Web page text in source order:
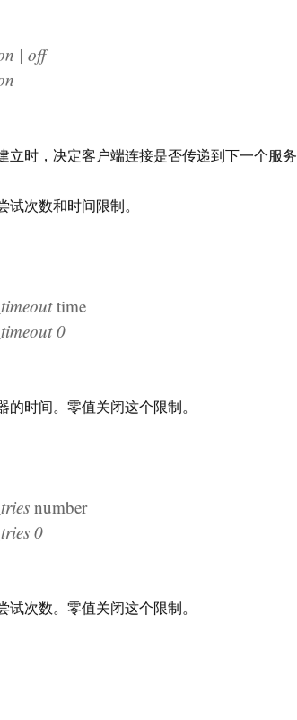
| off
立时，决定客户端连接是否传递到下一个服务
次数和时间限制。
time
0
时间。零值关闭这个限制。
number
0
次数。零值关闭这个限制。